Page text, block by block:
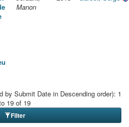
Manon
by Submit Date in Descending order): 1
19 of 19
Filter